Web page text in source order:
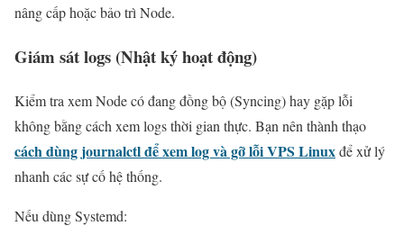
nâng cấp hoặc bảo trì Node.
Giám sát logs (Nhật ký hoạt động)
Kiểm tra xem Node có đang đồng bộ (Syncing) hay gặp lỗi
không bằng cách xem logs thời gian thực. Bạn nên thành thạo
cách dùng journalctl để xem log và gỡ lỗi VPS Linuxđể xử lý
nhanh các sự cố hệ thống.
Nếu dùng Systemd: